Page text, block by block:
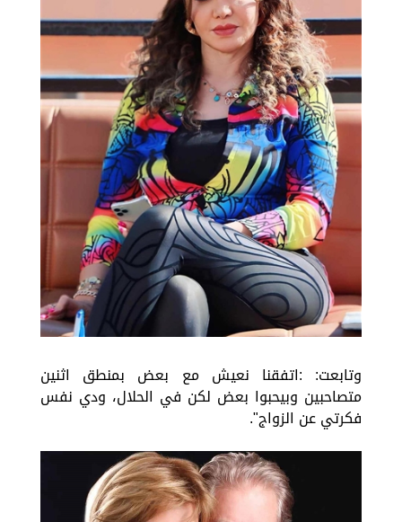
وتابعت: :اتفقنا نعيش مع بعض بمنطق اثنين
متصاحبين وبيحبوا بعض لكن في الحلال، ودي نفس
فكرتي عن الزواج".